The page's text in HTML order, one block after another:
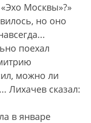
Москвы»?»
но оно
поехал
можно ли
Лихачев сказал:
в январе